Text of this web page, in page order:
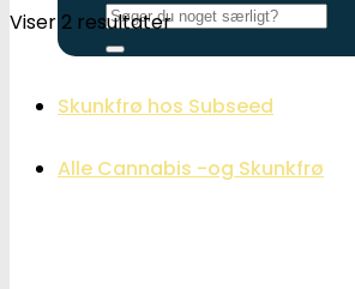
Søg
efter:
Skunkfrø hos Subseed
Alle Cannabis -og Skunkfrø
Viser 2 resultater